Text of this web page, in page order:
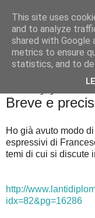
Badiale
Breve e
Ho già avuto modo
espressivi di
temi di cui si discute
http://
idx=82&pg=16286
This site uses
and to analyze
shared with Google
metrics to ensure
statistics, and to